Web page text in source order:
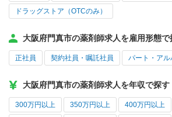
ドラッグストア（OTCのみ）
大阪府門真市の薬剤師求人を雇用形態で
正社員 契約社員・嘱託社員 パート・アル
大阪府門真市の薬剤師求人を年収で探す
300万円以上 350万円以上 400万円以上